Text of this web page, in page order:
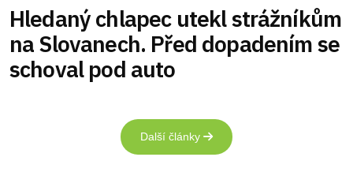
Hledaný chlapec utekl strážníkům
na Slovanech. Před dopadením se
schoval pod auto
Další články